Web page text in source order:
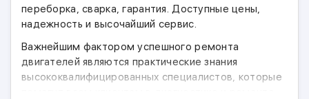
переборка, сварка, гарантия. Доступные цены,
надежность и высочайший сервис.
Важнейшим фактором успешного ремонта
двигателей являются практические знания
высококвалифицированных специалистов, которые